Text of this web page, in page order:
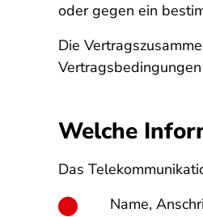
oder gegen ein
Die
Welche
Das
Name,